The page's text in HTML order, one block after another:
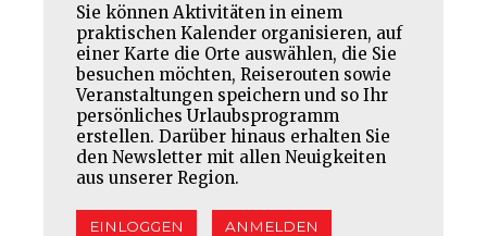
Sie können Aktivitäten in einem
praktischen Kalender organisieren, auf
einer Karte die Orte auswählen, die Sie
besuchen möchten, Reiserouten sowie
Veranstaltungen speichern und so Ihr
persönliches Urlaubsprogramm
erstellen. Darüber hinaus erhalten Sie
den Newsletter mit allen Neuigkeiten
aus unserer Region.
EINLOGGEN ANMELDEN